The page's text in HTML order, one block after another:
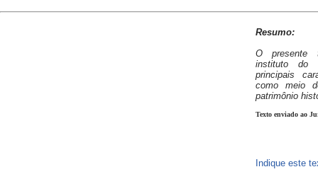
Resumo:
O presente
instituto do
principais
como meio
patrimônio
Texto enviado ao
Indique este